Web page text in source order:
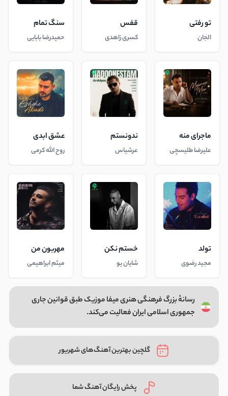
تو رفتی
الجان
قفس
کسری زاهدی
سنگ تمام
حمیدرضا بابایی
ماجرای منه
علیرضا طلیسچی
ندونستم
عرشیاس
عشق ابدی
روح الله کرمی
تولد
مجید رضوی
خستم نکن
شایان یو
مهربون من
میثم ابراهیمی
رسانهٔ بزرگ فرهنگی هنری میفا موزیک طبق قوانین جاری
جمهوری اسلامی ایران فعالیت می‌کند.
گلچین بهترین آهنگ‌های شهریور
پخش رایگان آهنگ شما